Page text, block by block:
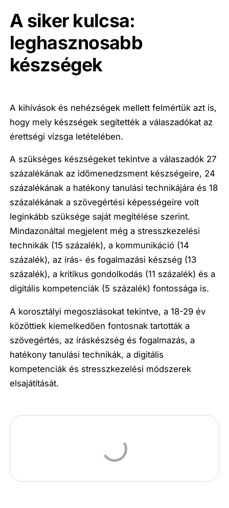
A siker kulcsa:
leghasznosabb
készségek
A kihívások és nehézségek mellett felmértük azt is,
hogy mely készségek segítették a válaszadókat az
érettségi vizsga letételében.
A szükséges készségeket tekintve a válaszadók 27
százalékának az időmenedzsment készségeire, 24
százalékának a hatékony tanulási technikájára és 18
százalékának a szövegértési képességeire volt
leginkább szüksége saját megítélése szerint.
Mindazonáltal megjelent még a stresszkezelési
technikák (15 százalék), a kommunikáció (14
százalék), az írás- és fogalmazási készség (13
százalék), a kritikus gondolkodás (11 százalék) és a
digitális kompetenciák (5 százalék) fontossága is.
A korosztályi megoszlásokat tekintve, a 18-29 év
közöttiek kiemelkedően fontosnak tartották a
szövegértés, az íráskészség és fogalmazás, a
hatékony tanulási technikák, a digitális
kompetenciák és stresszkezelési módszerek
elsajátítását.